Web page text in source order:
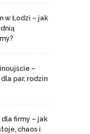
w Łodzi – jak
–
par, rodzin
dla firmy – jak
chaos i